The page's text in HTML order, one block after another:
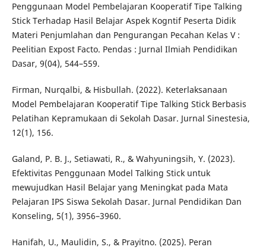
Penggunaan Model Pembelajaran Kooperatif Tipe Talking
Stick Terhadap Hasil Belajar Aspek Kogntif Peserta Didik
Materi Penjumlahan dan Pengurangan Pecahan Kelas V :
Peelitian Expost Facto. Pendas : Jurnal Ilmiah Pendidikan
Dasar, 9(04), 544–559.
Firman, Nurqalbi, & Hisbullah. (2022). Keterlaksanaan
Model Pembelajaran Kooperatif Tipe Talking Stick Berbasis
Pelatihan Kepramukaan di Sekolah Dasar. Jurnal Sinestesia,
12(1), 156.
Galand, P. B. J., Setiawati, R., & Wahyuningsih, Y. (2023).
Efektivitas Penggunaan Model Talking Stick untuk
mewujudkan Hasil Belajar yang Meningkat pada Mata
Pelajaran IPS Siswa Sekolah Dasar. Jurnal Pendidikan Dan
Konseling, 5(1), 3956–3960.
Hanifah, U., Maulidin, S., & Prayitno. (2025). Peran